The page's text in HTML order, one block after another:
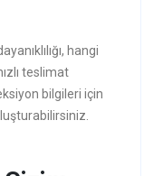
hangi
teslimat
bilgileri için